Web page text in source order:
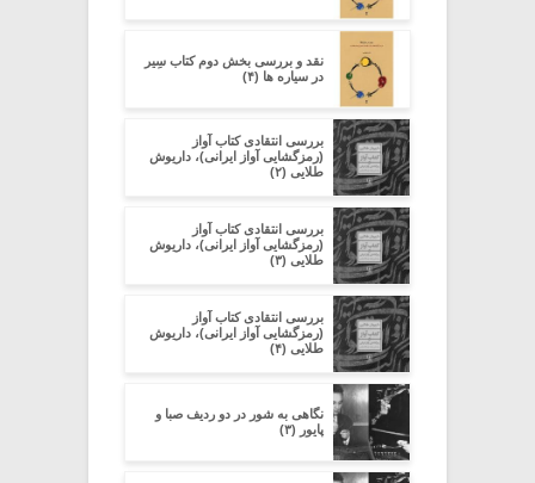
نقد و بررسی بخش دوم کتاب سِیر
در سیاره ­ها (۴)
بررسی انتقادی کتاب آواز
(رمزگشایی آواز ایرانی)، داریوش
طلایی (۲)
بررسی انتقادی کتاب آواز
(رمزگشایی آواز ایرانی)، داریوش
طلایی (۳)
بررسی انتقادی کتاب آواز
(رمزگشایی آواز ایرانی)، داریوش
طلایی (۴)
نگاهی به شور در دو ردیف صبا و
پایور (۳)